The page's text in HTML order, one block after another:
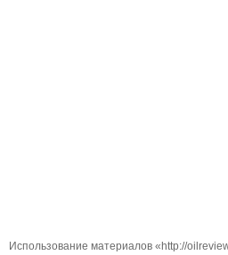
Использование материалов «http://